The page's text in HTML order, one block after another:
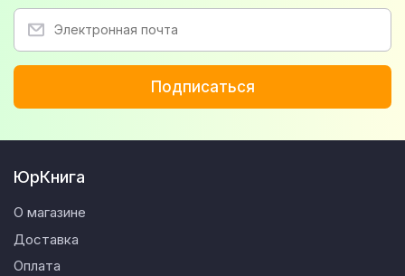
Подписаться
ЮрКнига
О магазине
Доставка
Оплата